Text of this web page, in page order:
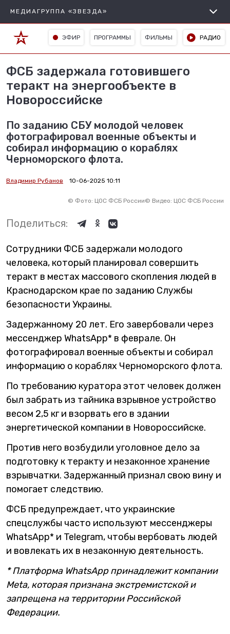
МЕДИАГРУППА «ЗВЕЗДА»
ЭФИР ПРОГРАММЫ ФИЛЬМЫ РАДИО
ФСБ задержала готовившего
теракт на энергообъекте в
Новороссийске
По заданию СБУ молодой человек
фотографировал военные объекты и
собирал информацию о кораблях
Черноморского флота.
Владимир Рубанов 10-06-2025 10:11
© Фото: ЦОС ФСБ России© Видео: ЦОС ФСБ России
Поделиться:
Сотрудники ФСБ задержали молодого
человека, который планировал совершить
теракт в местах массового скопления людей в
Краснодарском крае по заданию Службы
безопасности Украины.
Задержанному 20 лет. Его завербовали через
мессенджер WhatsApp* в феврале. Он
фотографировал военные объекты и собирал
информацию о кораблях Черноморского флота.
По требованию куратора этот человек должен
был забрать из тайника взрывное устройство
весом 2,5 кг и взорвать его в здании
энергетической компании в Новороссийске.
Против него возбудили уголовное дело за
подготовку к теракту и незаконное хранение
взрывчатки. Задержанный признал свою вину и
помогает следствию.
ФСБ предупреждает, что украинские
спецслужбы часто используют мессенджеры
WhatsApp* и Telegram, чтобы вербовать людей
и вовлекать их в незаконную деятельность.
* Платформа WhatsApp принадлежит компании
Meta, которая признана экстремистской и
запрещена на территории Российской
Федерации.